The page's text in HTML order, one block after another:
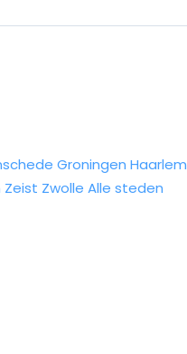
Groningen Haarlem
Zeist Zwolle Alle steden